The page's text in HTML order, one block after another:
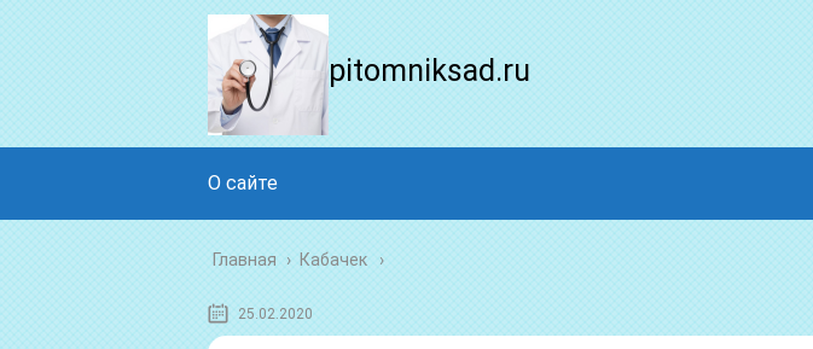
pitomniksad.ru
О сайте
Главная › Кабачек
25.02.2020